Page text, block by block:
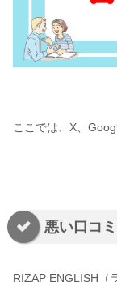
ここでは、X、
悪い口コ
RIZAP ENGLISH（